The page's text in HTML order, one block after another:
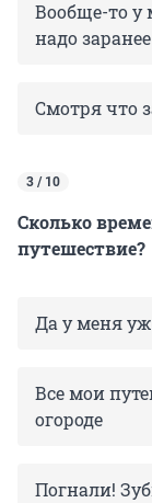
Вообще-то у
надо
Смотря что
3 / 10
Сколько
путешествие?
Да у меня
Все мои
огороде
Погнали!